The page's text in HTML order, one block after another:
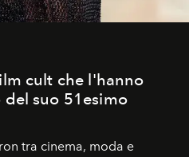
cult che l'hanno
del suo 51esimo
tra cinema, moda e